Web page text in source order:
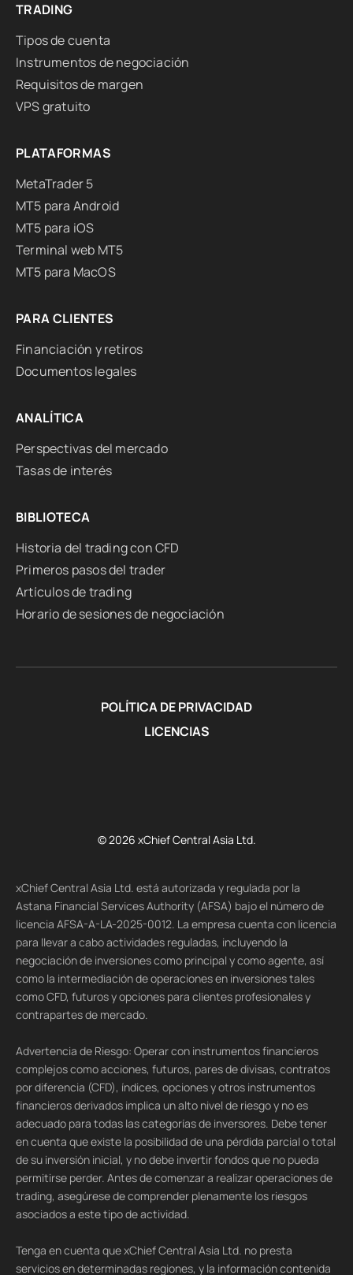
TRADING
Tipos de cuenta
Instrumentos de negociación
Requisitos de margen
VPS gratuito
PLATAFORMAS
MetaTrader 5
MT5 para Android
MT5 para iOS
Terminal web MT5
MT5 para MacOS
PARA CLIENTES
Financiación y retiros
Documentos legales
ANALÍTICA
Perspectivas del mercado
Tasas de interés
BIBLIOTECA
Historia del trading con CFD
Primeros pasos del trader
Artículos de trading
Horario de sesiones de negociación
POLÍTICA DE PRIVACIDAD
LICENCIAS
© 2026 xChief Central Asia Ltd.
xChief Central Asia Ltd. está autorizada y regulada por la
Astana Financial Services Authority (AFSA) bajo el número de
licencia AFSA-A-LA-2025-0012. La empresa cuenta con licencia
para llevar a cabo actividades reguladas, incluyendo la
negociación de inversiones como principal y como agente, así
como la intermediación de operaciones en inversiones tales
como CFD, futuros y opciones para clientes profesionales y
contrapartes de mercado.
Advertencia de Riesgo: Operar con instrumentos financieros
complejos como acciones, futuros, pares de divisas, contratos
por diferencia (CFD), índices, opciones y otros instrumentos
financieros derivados implica un alto nivel de riesgo y no es
adecuado para todas las categorías de inversores. Debe tener
en cuenta que existe la posibilidad de una pérdida parcial o total
de su inversión inicial, y no debe invertir fondos que no pueda
permitirse perder. Antes de comenzar a realizar operaciones de
trading, asegúrese de comprender plenamente los riesgos
asociados a este tipo de actividad.
Tenga en cuenta que xChief Central Asia Ltd. no presta
servicios en determinadas regiones, y la información contenida